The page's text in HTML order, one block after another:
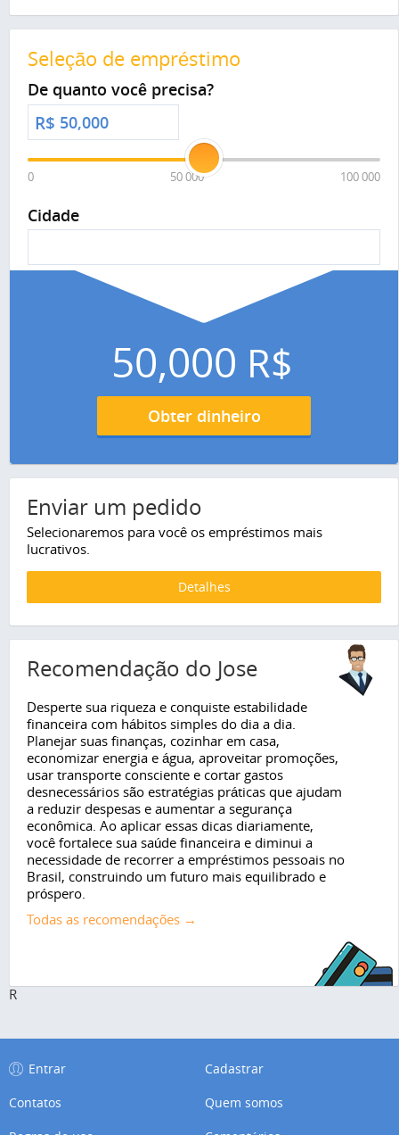
Seleção de empréstimo
De quanto você precisa?
R$
0 50 000 100 000
Cidade
50,000 R$
Obter dinheiro
Enviar um pedido
Selecionaremos para você os empréstimos mais
lucrativos.
Detalhes
Recomendação do Jose
Desperte sua riqueza e conquiste estabilidade
financeira com hábitos simples do dia a dia.
Planejar suas finanças, cozinhar em casa,
economizar energia e água, aproveitar promoções,
usar transporte consciente e cortar gastos
desnecessários são estratégias práticas que ajudam
a reduzir despesas e aumentar a segurança
econômica. Ao aplicar essas dicas diariamente,
você fortalece sua saúde financeira e diminui a
necessidade de recorrer a empréstimos pessoais no
Brasil, construindo um futuro mais equilibrado e
próspero.
Todas as recomendações →
R
Entrar
Cadastrar
Contatos
Quem somos